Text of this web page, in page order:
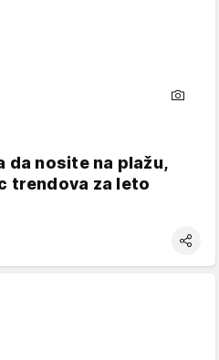
da nosite na plažu,
trendova za leto